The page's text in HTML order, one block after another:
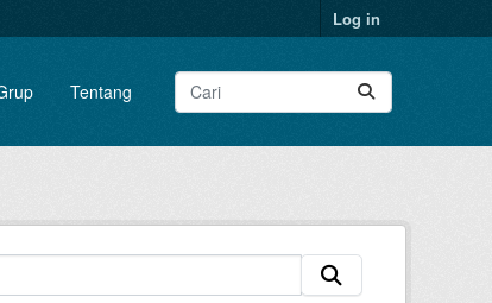
Log in
Tentang